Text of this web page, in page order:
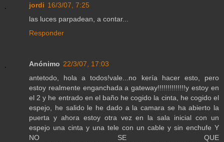
jordi 16/3/07, 7:25
las luces parpadean, a contar...
Responder
Anónimo 22/3/07, 17:03
antetodo, hola a todos!vale...no kería hacer esto, pero
estoy realmente enganchada a gateway!!!!!!!!!!!!!!y estoy en
el 2 y he entrado en el baño he cogido la cinta, he cogido el
espejo, he salido le he dado a la camara se ha abierto la
puerta y ahora estoy otra vez en la sala inicial con un
espejo una cinta y una tele con un cable y sin enchufe Y
NO SE QUE